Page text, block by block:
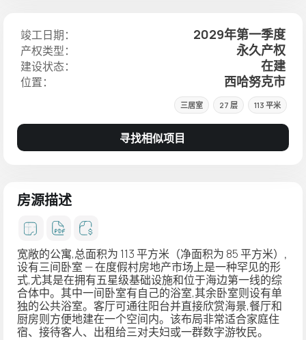
竣工日期： 2029年第一季度
产权类型： 永久产权
建设状态： 在建
位置： 西哈努克市
三居室 27 层 113 平米
寻找相似项目
房源描述
宽敞的公寓,总面积为 113 平方米（净面积为 85 平方米） ,
设有三间卧室 — 在度假村房地产市场上是一种罕见的形
式,尤其是在拥有五星级基础设施和位于海边第一线的综
合体中。其中一间卧室有自己的浴室,其余卧室则设有单
独的公共浴室。客厅可通往阳台并直接欣赏海景,餐厅和
厨房则方便地建在一个空间内。该布局非常适合家庭住
宿、接待客人、出租给三对夫妇或一群数字游牧民。